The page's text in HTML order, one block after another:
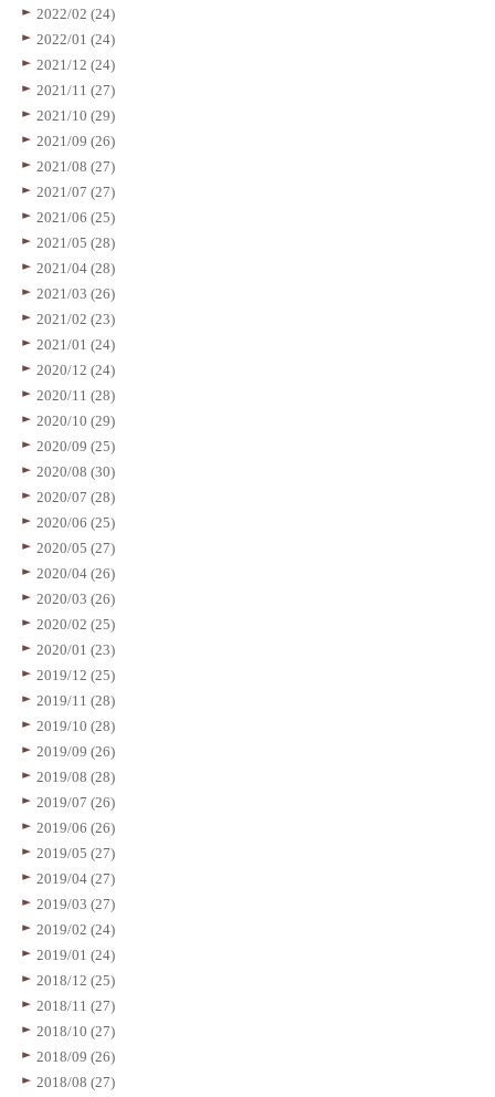
2022/02 (24)
2022/01 (24)
2021/12 (24)
2021/11 (27)
2021/10 (29)
2021/09 (26)
2021/08 (27)
2021/07 (27)
2021/06 (25)
2021/05 (28)
2021/04 (28)
2021/03 (26)
2021/02 (23)
2021/01 (24)
2020/12 (24)
2020/11 (28)
2020/10 (29)
2020/09 (25)
2020/08 (30)
2020/07 (28)
2020/06 (25)
2020/05 (27)
2020/04 (26)
2020/03 (26)
2020/02 (25)
2020/01 (23)
2019/12 (25)
2019/11 (28)
2019/10 (28)
2019/09 (26)
2019/08 (28)
2019/07 (26)
2019/06 (26)
2019/05 (27)
2019/04 (27)
2019/03 (27)
2019/02 (24)
2019/01 (24)
2018/12 (25)
2018/11 (27)
2018/10 (27)
2018/09 (26)
2018/08 (27)